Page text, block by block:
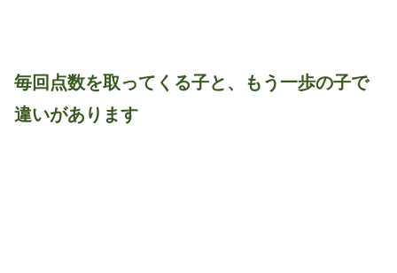
毎回点数を取ってくる子と、もう一歩の子で
違いがあります